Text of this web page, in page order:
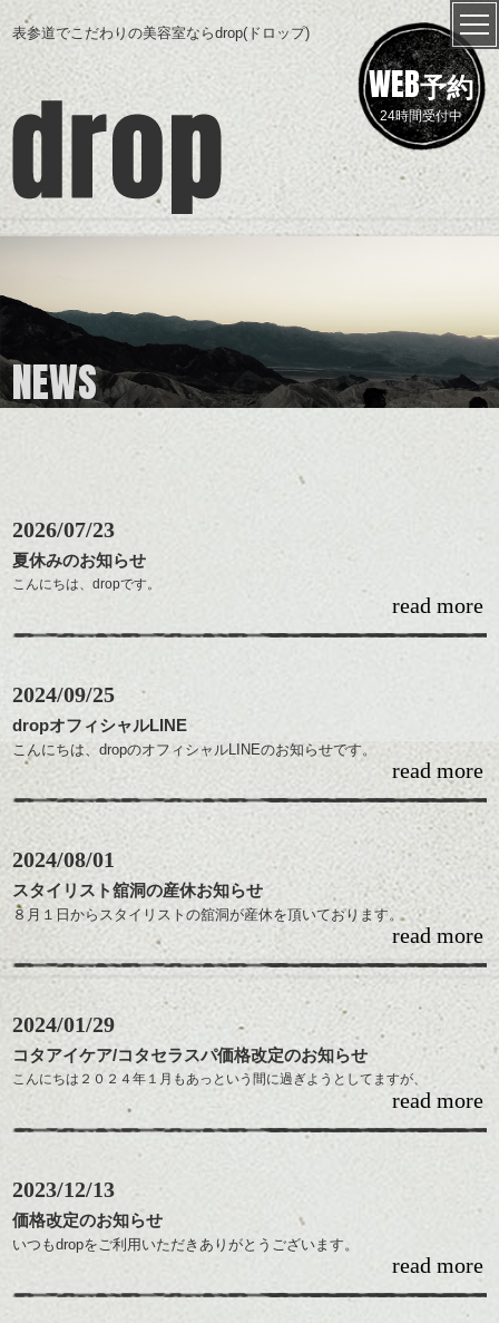
表参道でこだわりの美容室ならdrop(ドロップ)
WEB予約
24時間受付中
NEWS
2026/07/23
夏休みのお知らせ
こんにちは、dropです。
伊藤：８月５日、２４日～２７日
木島：８月１８日～２１日
水野：８月１７日～２１日
柴田：８月１０日～１４日
林 ：８月３１日～９月４日
舘洞：８月２５日～３０日
黒尾：８月１０日～１４日
※長期休み前後は予約が込み合いやすいため、早めのご予約をお願いい
たします。
ネット予約がいっぱいの際はお電話にてお問い合わせください。
read more
2024/09/25
dropオフィシャルLINE
こんにちは、dropのオフィシャルLINEのお知らせです。
お休みや営業時間の変更などのお知らせや、キャンペーンのご案内など
をたまにご案内しております。
良かったら、お友達追加して下さいね。
read more
2024/08/01
スタイリスト舘洞の産休お知らせ
８月１日からスタイリストの舘洞が産休を頂いております。
復帰は2025年の春ごろを予定していますが、決まりましたらホームペー
ジにてお知らせいたします。
宜しくお願い致します。
read more
2024/01/29
コタアイケア/コタセラスパ価格改定のお知らせ
こんにちは２０２４年１月もあっという間に過ぎようとしてますが、
２０２４年2月１日より
（８００ｍｌ） ６０５０円 →６６００円
■コタ アイ ケア トリートメント （７５０ｍｌ） ７１５０円 → ７
read more
2023/12/13
価格改定のお知らせ
いつもdropをご利用いただきありがとうございます。
２００３年のオープン以来２０年、価格は変えずにやってまいりました
read more